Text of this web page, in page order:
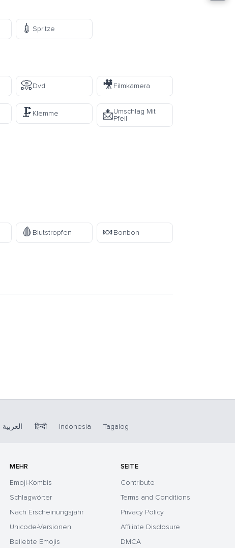
💉 Spritze
📀Dvd 🎥Filmkamera
🗜️ Klemme 📩Umschlag Mit
Pfeil
🩸 Blutstropfen 🍬Bonbon
العربية हिन्दी Indonesia Tagalog
MEHR
Emoji-Kombis
Schlagwörter
Nach Erscheinungsjahr
Unicode-Versionen
Beliebte Emojis
SEITE
Contribute
Terms and Conditions
Privacy Policy
Affiliate Disclosure
DMCA